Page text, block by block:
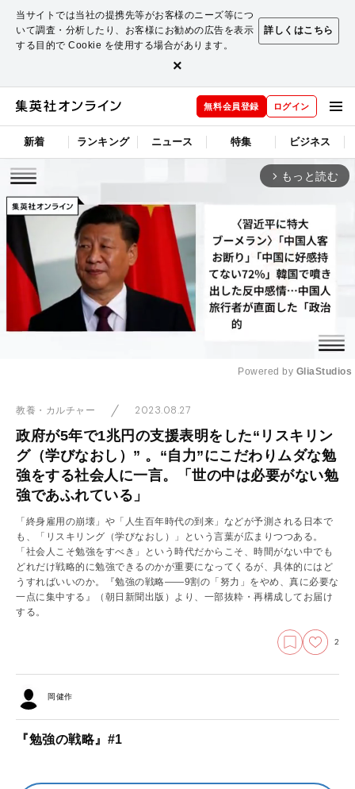
当サイトでは当社の提携先等がお客様のニーズ等につ
いて調査・分析したり、お客様にお勧めの広告を表示
する目的で Cookie を使用する場合があります。
詳しくはこちら
×
無料会員登録 ログイン
新着 ランキング ニュース 特集 ビジネス
arrow_forward_ios もっと読む
Powered by GliaStudios
教養・カルチャー 2023.08.27
政府が5年で1兆円の支援表明をした“リスキリン
グ（学びなおし）” 。“自力”にこだわりムダな勉
強をする社会人に一言。「世の中は必要がない勉
強であふれている」
「終身雇用の崩壊」や「人生百年時代の到来」などが予測される日本で
も、「リスキリング（学びなおし）」という言葉が広まりつつある。
「社会人こそ勉強をすべき」という時代だからこそ、時間がない中でも
どれだけ戦略的に勉強できるのかが重要になってくるが、具体的にはど
うすればいいのか。『勉強の戦略――9割の「努力」をやめ、真に必要な
一点に集中する』（朝日新聞出版）より、一部抜粋・再構成してお届け
する。
2
岡健作
『勉強の戦略』#1